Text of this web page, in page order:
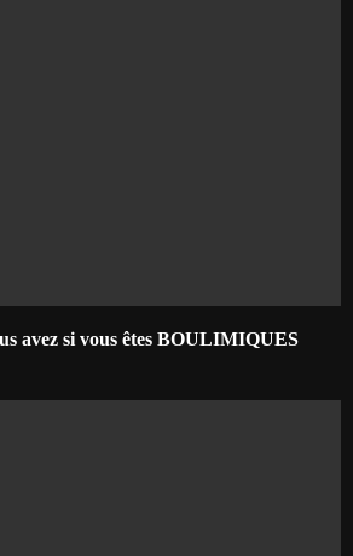
avez si vous êtes BOULIMIQUES